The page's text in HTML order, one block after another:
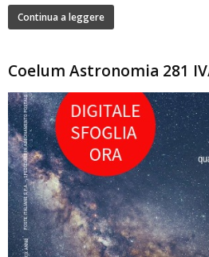
Continua a leggere
Coelum Astronomia 281